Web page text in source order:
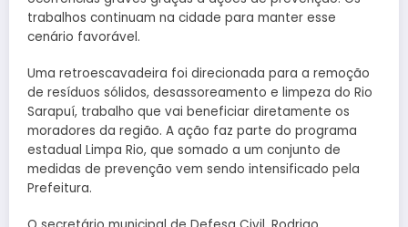
trabalhos continuam na cidade para manter esse
cenário favorável.
Uma retroescavadeira foi direcionada para a remoção
de resíduos sólidos, desassoreamento e limpeza do Rio
Sarapuí, trabalho que vai beneficiar diretamente os
moradores da região. A ação faz parte do programa
estadual Limpa Rio, que somado a um conjunto de
medidas de prevenção vem sendo intensificado pela
Prefeitura.